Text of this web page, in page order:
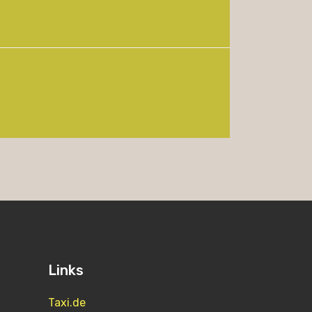
Links
Taxi.de